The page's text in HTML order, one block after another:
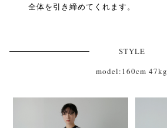
全体を引き締めてくれます。
STYLE
model:160cm 47kg